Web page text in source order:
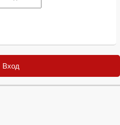
Вход